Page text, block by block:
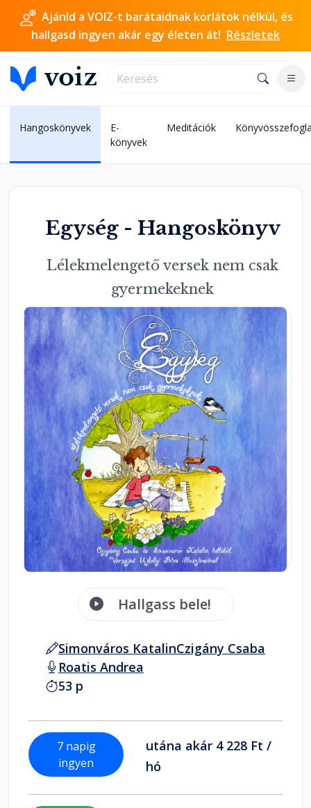
Ajánld a VOIZ-t barátaidnak korlátok nélkül, és
hallgasd ingyen akár egy életen át! Részletek
Hangoskönyvek
E-
könyvek
Meditációk
Egység - Hangoskönyv
Lélekmelengető versek nem csak
gyermekeknek
Hallgass bele!
Simonváros KatalinCzigány Csaba
Roatis Andrea
53 p
7 napig
ingyen
utána akár 4 228 Ft /
hó